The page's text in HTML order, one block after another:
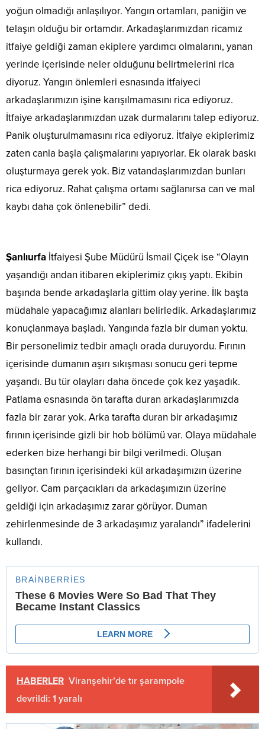
yoğun olmadığı anlaşılıyor. Yangın ortamları, paniğin ve
telaşın olduğu bir ortamdır. Arkadaşlarımızdan ricamız
itfaiye geldiği zaman ekiplere yardımcı olmalarını, yanan
yerinde içerisinde neler olduğunu belirtmelerini rica
diyoruz. Yangın önlemleri esnasında itfaiyeci
arkadaşlarımızın işine karışılmamasını rica ediyoruz.
İtfaiye arkadaşlarımızdan uzak durmalarını talep ediyoruz.
Panik oluşturulmamasını rica ediyoruz. İtfaiye ekiplerimiz
zaten canla başla çalışmalarını yapıyorlar. Ek olarak baskı
oluşturmaya gerek yok. Biz vatandaşlarımızdan bunları
rica ediyoruz. Rahat çalışma ortamı sağlanırsa can ve mal
kaybı daha çok önlenebilir” dedi.
Şanlıurfa İtfaiyesi Şube Müdürü İsmail Çiçek ise “Olayın
yaşandığı andan itibaren ekiplerimiz çıkış yaptı. Ekibin
başında bende arkadaşlarla gittim olay yerine. İlk başta
müdahale yapacağımız alanları belirledik. Arkadaşlarımız
konuçlanmaya başladı. Yangında fazla bir duman yoktu.
Bir personelimiz tedbir amaçlı orada duruyordu. Fırının
içerisinde dumanın aşırı sıkışması sonucu geri tepme
yaşandı. Bu tür olayları daha öncede çok kez yaşadık.
Patlama esnasında ön tarafta duran arkadaşlarımızda
fazla bir zarar yok. Arka tarafta duran bir arkadaşımız
fırının içerisinde gizli bir hob bölümü var. Olaya müdahale
ederken bize herhangi bir bilgi verilmedi. Oluşan
basınçtan fırının içerisindeki kül arkadaşımızın üzerine
geliyor. Cam parçacıkları da arkadaşımızın üzerine
geldiği için arkadaşımız zarar görüyor. Duman
zehirlenmesinde de 3 arkadaşımız yaralandı” ifadelerini
kullandı.
HABERLER Viranşehir’de tır şarampole
devrildi: 1 yaralı